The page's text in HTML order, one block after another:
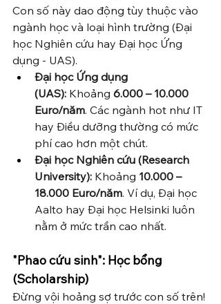
Con số này dao động tùy thuộc vào
ngành học và loại hình trường (Đại
học Nghiên cứu hay Đại học Ứng
dụng - UAS).
Đại học Ứng dụng
(UAS): Khoảng 6.000 – 10.000
Euro/năm. Các ngành hot như IT
hay Điều dưỡng thường có mức
phí cao hơn một chút.
Đại học Nghiên cứu (Research
University): Khoảng 10.000 –
18.000 Euro/năm. Ví dụ, Đại học
Aalto hay Đại học Helsinki luôn
nằm ở mức trần cao nhất.
"Phao cứu sinh": Học bổng
(Scholarship)
Đừng vội hoảng sợ trước con số trên!